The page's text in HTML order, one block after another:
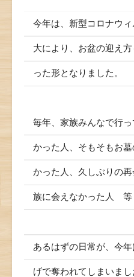
今年は、新型コロナウ
大により、お盆の迎え
った形となりました。
毎年、家族みんなで行
かった人、そもそもお
かった人、久しぶりの
族に会えなかった人 等
あるはずの日常が、今
げで奪われてしまいまし